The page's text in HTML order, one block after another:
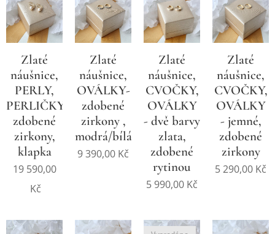
Zlaté
náušnice,
PERLY,
PERLIČKY
zdobené
zirkony,
klapka
19 590,00
Kč
Zlaté
náušnice,
OVÁLKY-
zdobené
zirkony ,
modrá/bílá
9 390,00 Kč
Zlaté
náušnice,
CVOČKY,
OVÁLKY
- dvě barvy
zlata,
zdobené
rytinou
5 990,00 Kč
Zlaté
náušnice,
CVOČKY,
OVÁLKY
- jemné,
zdobené
zirkony
5 290,00 Kč